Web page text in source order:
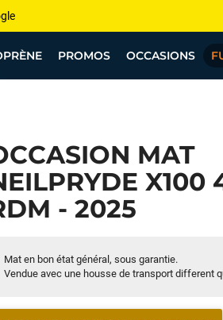
Funway
wingfoil, etc...
? On s’aligne !
PROMOS OCCASIONS
MAT
X100
- 2025
Mat en bon état général, sous garantie.
Vendue avec une housse de transport different